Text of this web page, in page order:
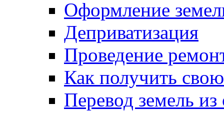
Оформление
Деприватизация
Проведение
Как получить
Перевод земель